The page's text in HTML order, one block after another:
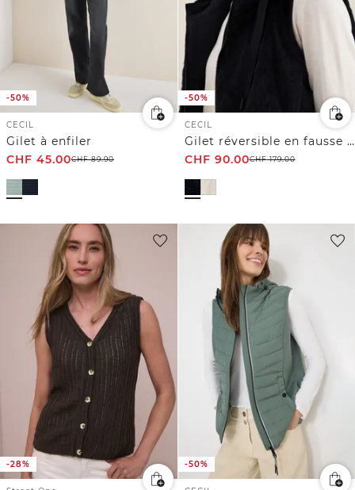
-50%
CECIL
Gilet à enfiler
CHF 45.00CHF89.90
-50%
CECIL
Gilet réversible en fausse fourrure
CHF 90.00CHF179.00
-28% -50%